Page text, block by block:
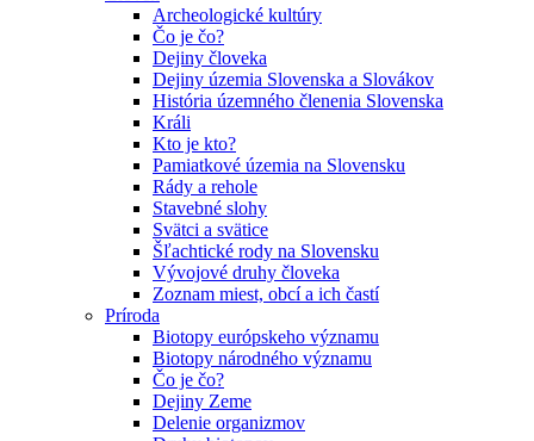
Archeologické kultúry
Čo je čo?
Dejiny človeka
Dejiny územia Slovenska a Slovákov
História územného členenia Slovenska
Králi
Kto je kto?
Pamiatkové územia na Slovensku
Rády a rehole
Stavebné slohy
Svätci a svätice
Šľachtické rody na Slovensku
Vývojové druhy človeka
Zoznam miest, obcí a ich častí
Príroda
Biotopy európskeho významu
Biotopy národného významu
Čo je čo?
Dejiny Zeme
Delenie organizmov